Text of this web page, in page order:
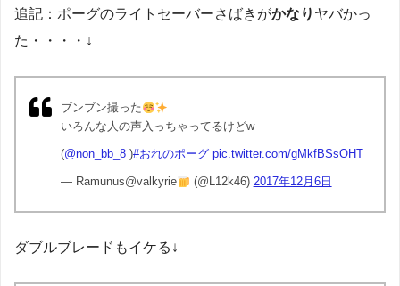
追記：ポーグのライトセーバーさばきがかなり ヤバかっ
た・・・・↓
ブンブン撮った
いろんな人の声入っちゃってるけどw
(@non_bb_8 )#おれのポーグ pic.twitter.com/gMkfBSsOHT
— Ramunus@valkyrie (@L12k46) 2017年12月6日
ダブルブレードもイケる↓